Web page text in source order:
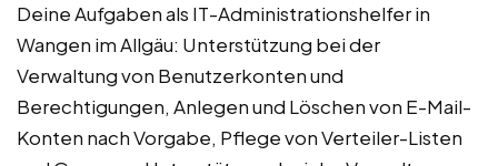
Deine Aufgaben als IT-Administrationshelfer in
Wangen im Allgäu: Unterstützung bei der
Verwaltung von Benutzerkonten und
Berechtigungen, Anlegen und Löschen von E-Mail-
Konten nach Vorgabe, Pflege von Verteiler-Listen